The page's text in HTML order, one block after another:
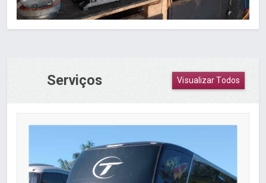
Serviços Visualizar Todos